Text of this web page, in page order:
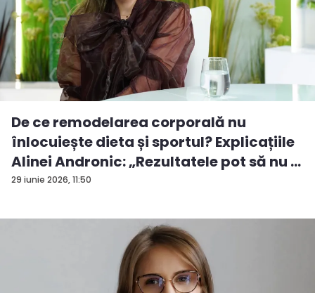
29 iunie 2026, 11:50
De ce remodelarea corporală nu
înlocuiește dieta și sportul? Explicațiile
Alinei Andronic: „Rezultatele pot să nu ...